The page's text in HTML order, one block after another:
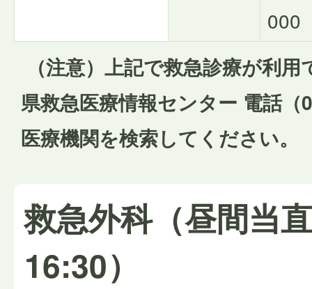
000
（注意）上記で救急診療が利
県救急医療情報センター 電話
医療機関を検索してください。
救急外科（昼間当
16:30）